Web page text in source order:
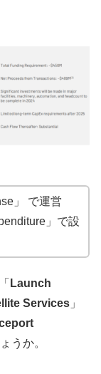
」 で運営
」で設
Launch
Services 」
うか。